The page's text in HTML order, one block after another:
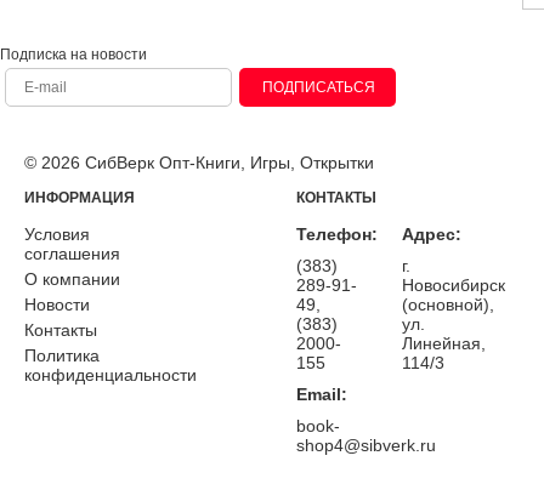
Подписка на новости
ПОДПИСАТЬСЯ
© 2026 СибВерк Опт-Книги, Игры, Открытки
ИНФОРМАЦИЯ
Условия
соглашения
О компании
Новости
Контакты
Политика
конфиденциальности
КОНТАКТЫ
Телефон:
(383)
289-91-
49,
(383)
2000-
155
Email:
book-
shop4@sibverk.ru
Адрес:
г.
Новосибирск
(основной),
ул.
Линейная,
114/3